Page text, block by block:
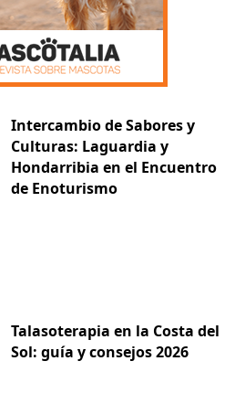
Intercambio de Sabores y
Culturas: Laguardia y
Hondarribia en el Encuentro
de Enoturismo
Talasoterapia en la Costa del
Sol: guía y consejos 2026